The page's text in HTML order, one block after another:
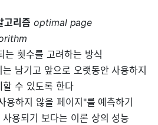
고리즘 optimal page
는 횟수를 고려하는 방식
남기고 앞으로 오랫동안 사용하지
할 수 있도록 한다
용하지 않을 페이지"를 예측하기
용되기 보다는 이론 상의 성능